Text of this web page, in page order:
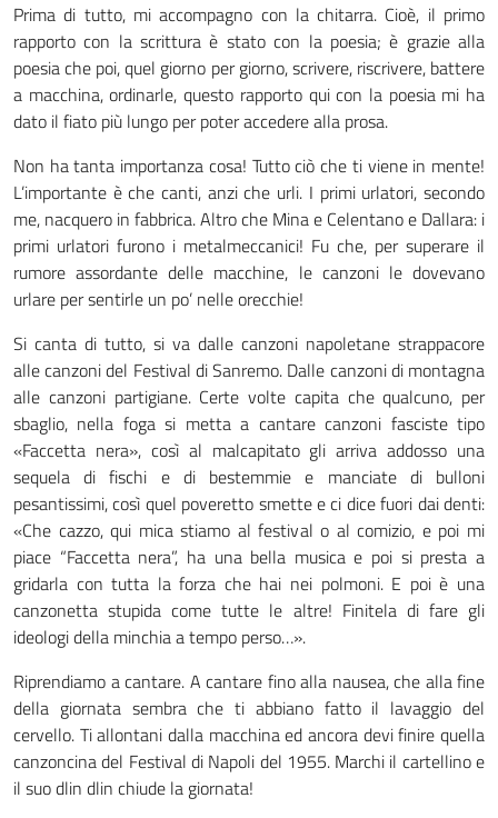
Prima di tutto, mi accompagno con la chitarra. Cioè, il primo
rapporto con la scrittura è stato con la poesia; è grazie alla
poesia che poi, quel giorno per giorno, scrivere, riscrivere, battere
a macchina, ordinarle, questo rapporto qui con la poesia mi ha
dato il fiato più lungo per poter accedere alla prosa.
Non ha tanta importanza cosa! Tutto ciò che ti viene in mente!
L’importante è che canti, anzi che urli. I primi urlatori, secondo
me, nacquero in fabbrica. Altro che Mina e Celentano e Dallara: i
primi urlatori furono i metalmeccanici! Fu che, per superare il
rumore assordante delle macchine, le canzoni le dovevano
urlare per sentirle un po’ nelle orecchie!
Si canta di tutto, si va dalle canzoni napoletane strappacore
alle canzoni del Festival di Sanremo. Dalle canzoni di montagna
alle canzoni partigiane. Certe volte capita che qualcuno, per
sbaglio, nella foga si metta a cantare canzoni fasciste tipo
«Faccetta nera», così al malcapitato gli arriva addosso una
sequela di fischi e di bestemmie e manciate di bulloni
pesantissimi, così quel poveretto smette e ci dice fuori dai denti:
«Che cazzo, qui mica stiamo al festival o al comizio, e poi mi
piace “Faccetta nera”, ha una bella musica e poi si presta a
gridarla con tutta la forza che hai nei polmoni. E poi è una
canzonetta stupida come tutte le altre! Finitela di fare gli
ideologi della minchia a tempo perso…».
Riprendiamo a cantare. A cantare fino alla nausea, che alla fine
della giornata sembra che ti abbiano fatto il lavaggio del
cervello. Ti allontani dalla macchina ed ancora devi finire quella
canzoncina del Festival di Napoli del 1955. Marchi il cartellino e
il suo dlin dlin chiude la giornata!